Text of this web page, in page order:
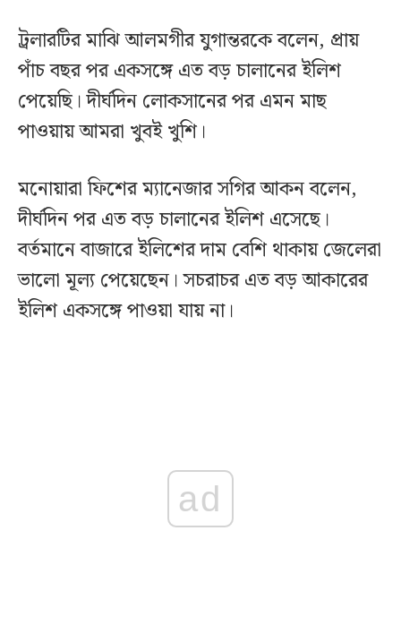
ট্রলারটির মাঝি আলমগীর যুগান্তরকে বলেন, প্রায়
পাঁচ বছর পর একসঙ্গে এত বড় চালানের ইলিশ
পেয়েছি। দীর্ঘদিন লোকসানের পর এমন মাছ
পাওয়ায় আমরা খুবই খুশি।
মনোয়ারা ফিশের ম্যানেজার সগির আকন বলেন,
দীর্ঘদিন পর এত বড় চালানের ইলিশ এসেছে।
বর্তমানে বাজারে ইলিশের দাম বেশি থাকায় জেলেরা
ভালো মূল্য পেয়েছেন। সচরাচর এত বড় আকারের
ইলিশ একসঙ্গে পাওয়া যায় না।
ad